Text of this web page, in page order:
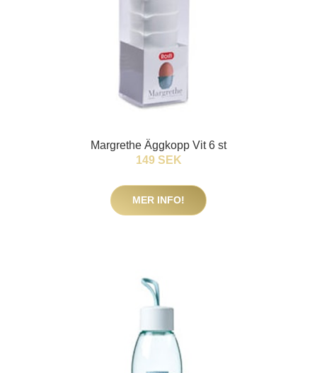
Margrethe Äggkopp Vit 6 st
149 SEK
MER INFO!